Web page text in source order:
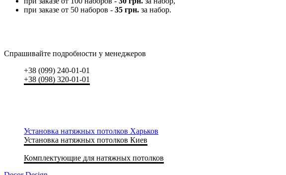
при заказе от 50 наборов - 35 грн. за набор.
Спрашивайте подробности у менеджеров
+38 (099) 240-01-01
+38 (098) 320-01-01
Установка натяжных потолков Харьков
Установка натяжных потолков Киев
Комплектующие для натяжных потолков